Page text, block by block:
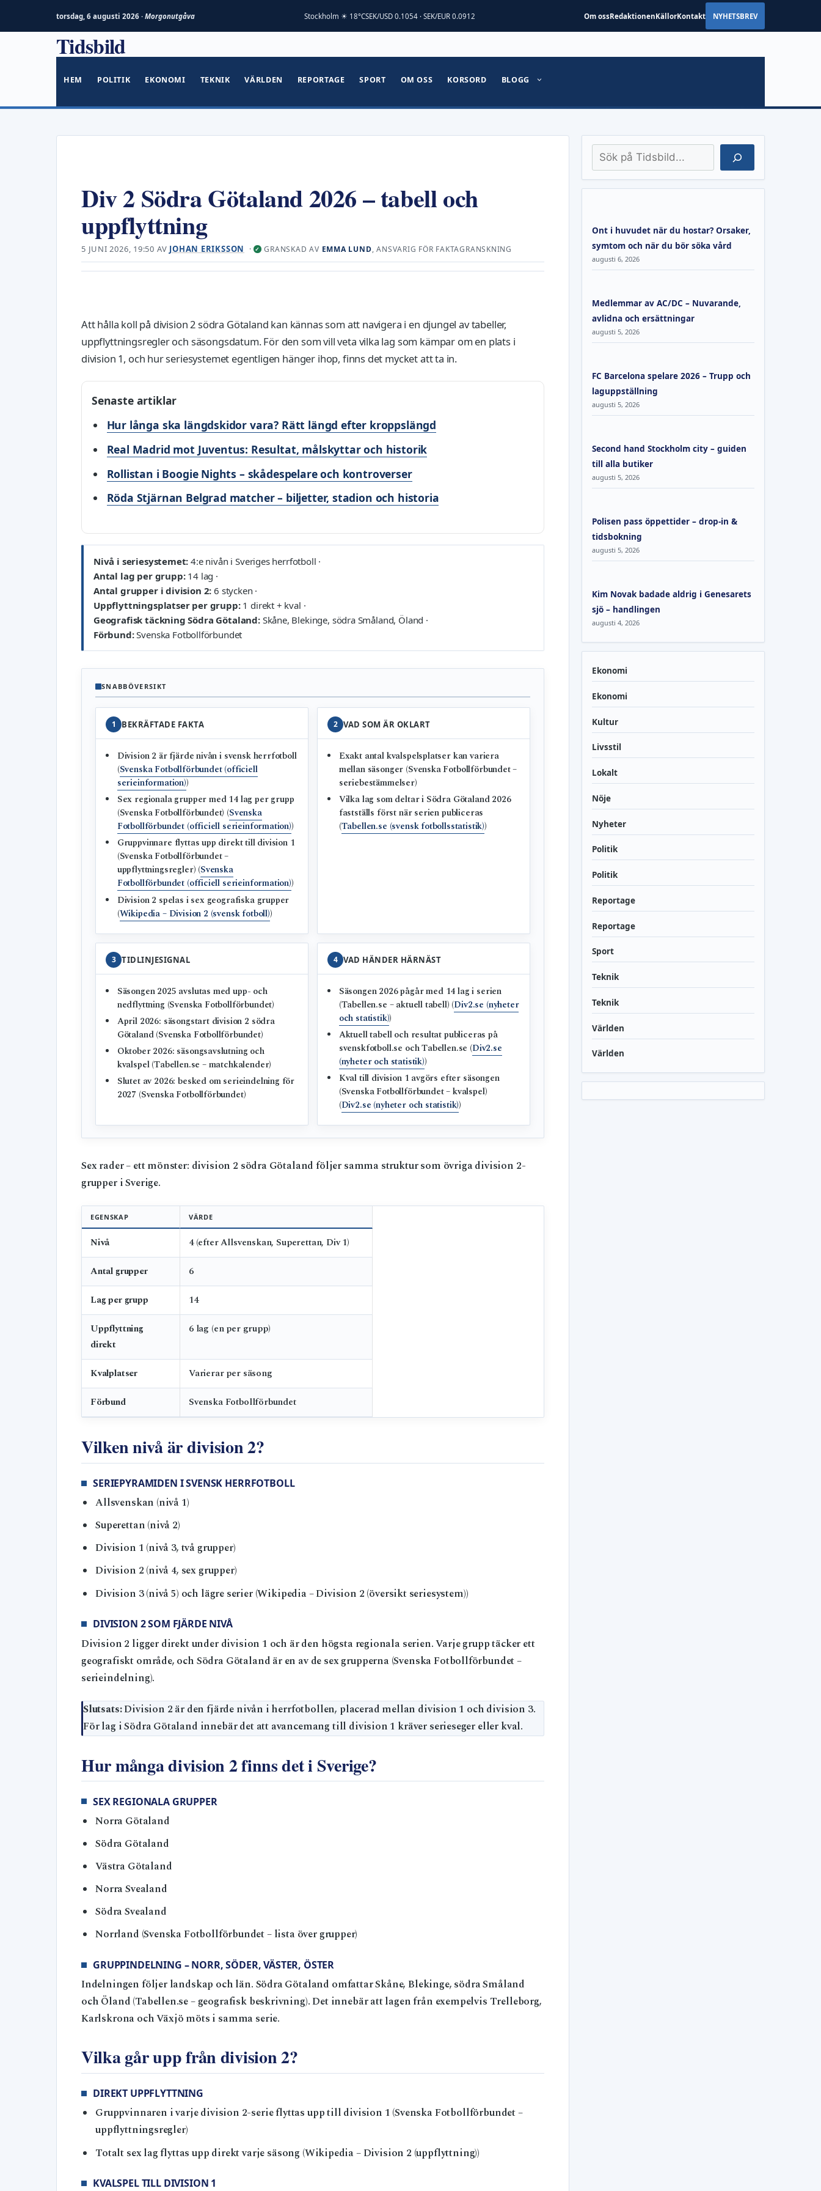
torsdag, 6 augusti 2026 · Morgonutgåva Stockholm ☀ 18°CSEK/USD 0.1054 · SEK/EUR 0.0912 Om ossRedaktionenKällorKontakt NYHETSBREV
Tidsbild
HEM POLITIK EKONOMI TEKNIK VÄRLDEN REPORTAGE SPORT OM OSS KORSORD BLOGG
Div 2 Södra Götaland 2026 – tabell och
uppflyttning
5 JUNI 2026, 19:50 AV JOHAN ERIKSSON ·✓ GRANSKAD AV EMMA LUND, ANSVARIG FÖR FAKTAGRANSKNING
Att hålla koll på division 2 södra Götaland kan kännas som att navigera i en djungel av tabeller,
uppflyttningsregler och säsongsdatum. För den som vill veta vilka lag som kämpar om en plats i
division 1, och hur seriesystemet egentligen hänger ihop, finns det mycket att ta in.
Senaste artiklar
Hur långa ska längdskidor vara? Rätt längd efter kroppslängd
Real Madrid mot Juventus: Resultat, målskyttar och historik
Rollistan i Boogie Nights – skådespelare och kontroverser
Röda Stjärnan Belgrad matcher – biljetter, stadion och historia
Nivå i seriesystemet: 4:e nivån i Sveriges herrfotboll ·
Antal lag per grupp:14 lag ·
Antal grupper i division 2: 6 stycken ·
Uppflyttningsplatser per grupp:1 direkt + kval ·
Geografisk täckning Södra Götaland:Skåne, Blekinge, södra Småland, Öland ·
Förbund:Svenska Fotbollförbundet
SNABBÖVERSIKT
1 BEKRÄFTADE FAKTA
Division 2 är fjärde nivån i svensk herrfotboll
(Svenska Fotbollförbundet (officiell
serieinformation))
Sex regionala grupper med 14 lag per grupp
(Svenska Fotbollförbundet) (Svenska
Fotbollförbundet (officiell serieinformation))
Gruppvinnare flyttas upp direkt till division 1
(Svenska Fotbollförbundet –
uppflyttningsregler) (Svenska
Fotbollförbundet (officiell serieinformation))
Division 2 spelas i sex geografiska grupper
(Wikipedia – Division 2 (svensk fotboll))
2 VAD SOM ÄR OKLART
Exakt antal kvalspelsplatser kan variera
mellan säsonger (Svenska Fotbollförbundet –
seriebestämmelser)
Vilka lag som deltar i Södra Götaland 2026
fastställs först när serien publiceras
(Tabellen.se (svensk fotbollsstatistik))
3 TIDLINJESIGNAL
Säsongen 2025 avslutas med upp- och
nedflyttning (Svenska Fotbollförbundet)
April 2026: säsongstart division 2 södra
Götaland (Svenska Fotbollförbundet)
Oktober 2026: säsongsavslutning och
kvalspel (Tabellen.se – matchkalender)
Slutet av 2026: besked om serieindelning för
2027 (Svenska Fotbollförbundet)
4 VAD HÄNDER HÄRNÄST
Säsongen 2026 pågår med 14 lag i serien
(Tabellen.se – aktuell tabell) (Div2.se (nyheter
och statistik))
Aktuell tabell och resultat publiceras på
svenskfotboll.se och Tabellen.se (Div2.se
(nyheter och statistik))
Kval till division 1 avgörs efter säsongen
(Svenska Fotbollförbundet – kvalspel)
(Div2.se (nyheter och statistik))
Sex rader – ett mönster: division 2 södra Götaland följer samma struktur som övriga division 2-
grupper i Sverige.
EGENSKAP VÄRDE
Nivå 4 (efter Allsvenskan, Superettan, Div 1)
Antal grupper 6
Lag per grupp 14
Uppflyttning
direkt
6 lag (en per grupp)
Kvalplatser Varierar per säsong
Förbund Svenska Fotbollförbundet
Vilken nivå är division 2?
SERIEPYRAMIDEN I SVENSK HERRFOTBOLL
Allsvenskan (nivå 1)
Superettan (nivå 2)
Division 1 (nivå 3, två grupper)
Division 2 (nivå 4, sex grupper)
Division 3 (nivå 5) och lägre serier (Wikipedia – Division 2 (översikt seriesystem))
DIVISION 2 SOM FJÄRDE NIVÅ
Division 2 ligger direkt under division 1 och är den högsta regionala serien. Varje grupp täcker ett
geografiskt område, och Södra Götaland är en av de sex grupperna (Svenska Fotbollförbundet –
serieindelning).
Slutsats:Division 2 är den fjärde nivån i herrfotbollen, placerad mellan division 1 och division 3.
För lag i Södra Götaland innebär det att avancemang till division 1 kräver serieseger eller kval.
Hur många division 2 finns det i Sverige?
SEX REGIONALA GRUPPER
Norra Götaland
Södra Götaland
Västra Götaland
Norra Svealand
Södra Svealand
Norrland (Svenska Fotbollförbundet – lista över grupper)
GRUPPINDELNING – NORR, SÖDER, VÄSTER, ÖSTER
Indelningen följer landskap och län. Södra Götaland omfattar Skåne, Blekinge, södra Småland
och Öland (Tabellen.se – geografisk beskrivning). Det innebär att lagen från exempelvis Trelleborg,
Karlskrona och Växjö möts i samma serie.
Vilka går upp från division 2?
DIREKT UPPFLYTTNING
Gruppvinnaren i varje division 2-serie flyttas upp till division 1 (Svenska Fotbollförbundet –
uppflyttningsregler)
Totalt sex lag flyttas upp direkt varje säsong (Wikipedia – Division 2 (uppflyttning))
KVALSPEL TILL DIVISION 1
Sök
Ont i huvudet när du hostar? Orsaker,
symtom och när du bör söka vård
augusti 6, 2026
Medlemmar av AC/DC – Nuvarande,
avlidna och ersättningar
augusti 5, 2026
FC Barcelona spelare 2026 – Trupp och
laguppställning
augusti 5, 2026
Second hand Stockholm city – guiden
till alla butiker
augusti 5, 2026
Polisen pass öppettider – drop-in &
tidsbokning
augusti 5, 2026
Kim Novak badade aldrig i Genesarets
sjö – handlingen
augusti 4, 2026
Ekonomi
Ekonomi
Kultur
Livsstil
Lokalt
Nöje
Nyheter
Politik
Politik
Reportage
Reportage
Sport
Teknik
Teknik
Världen
Världen